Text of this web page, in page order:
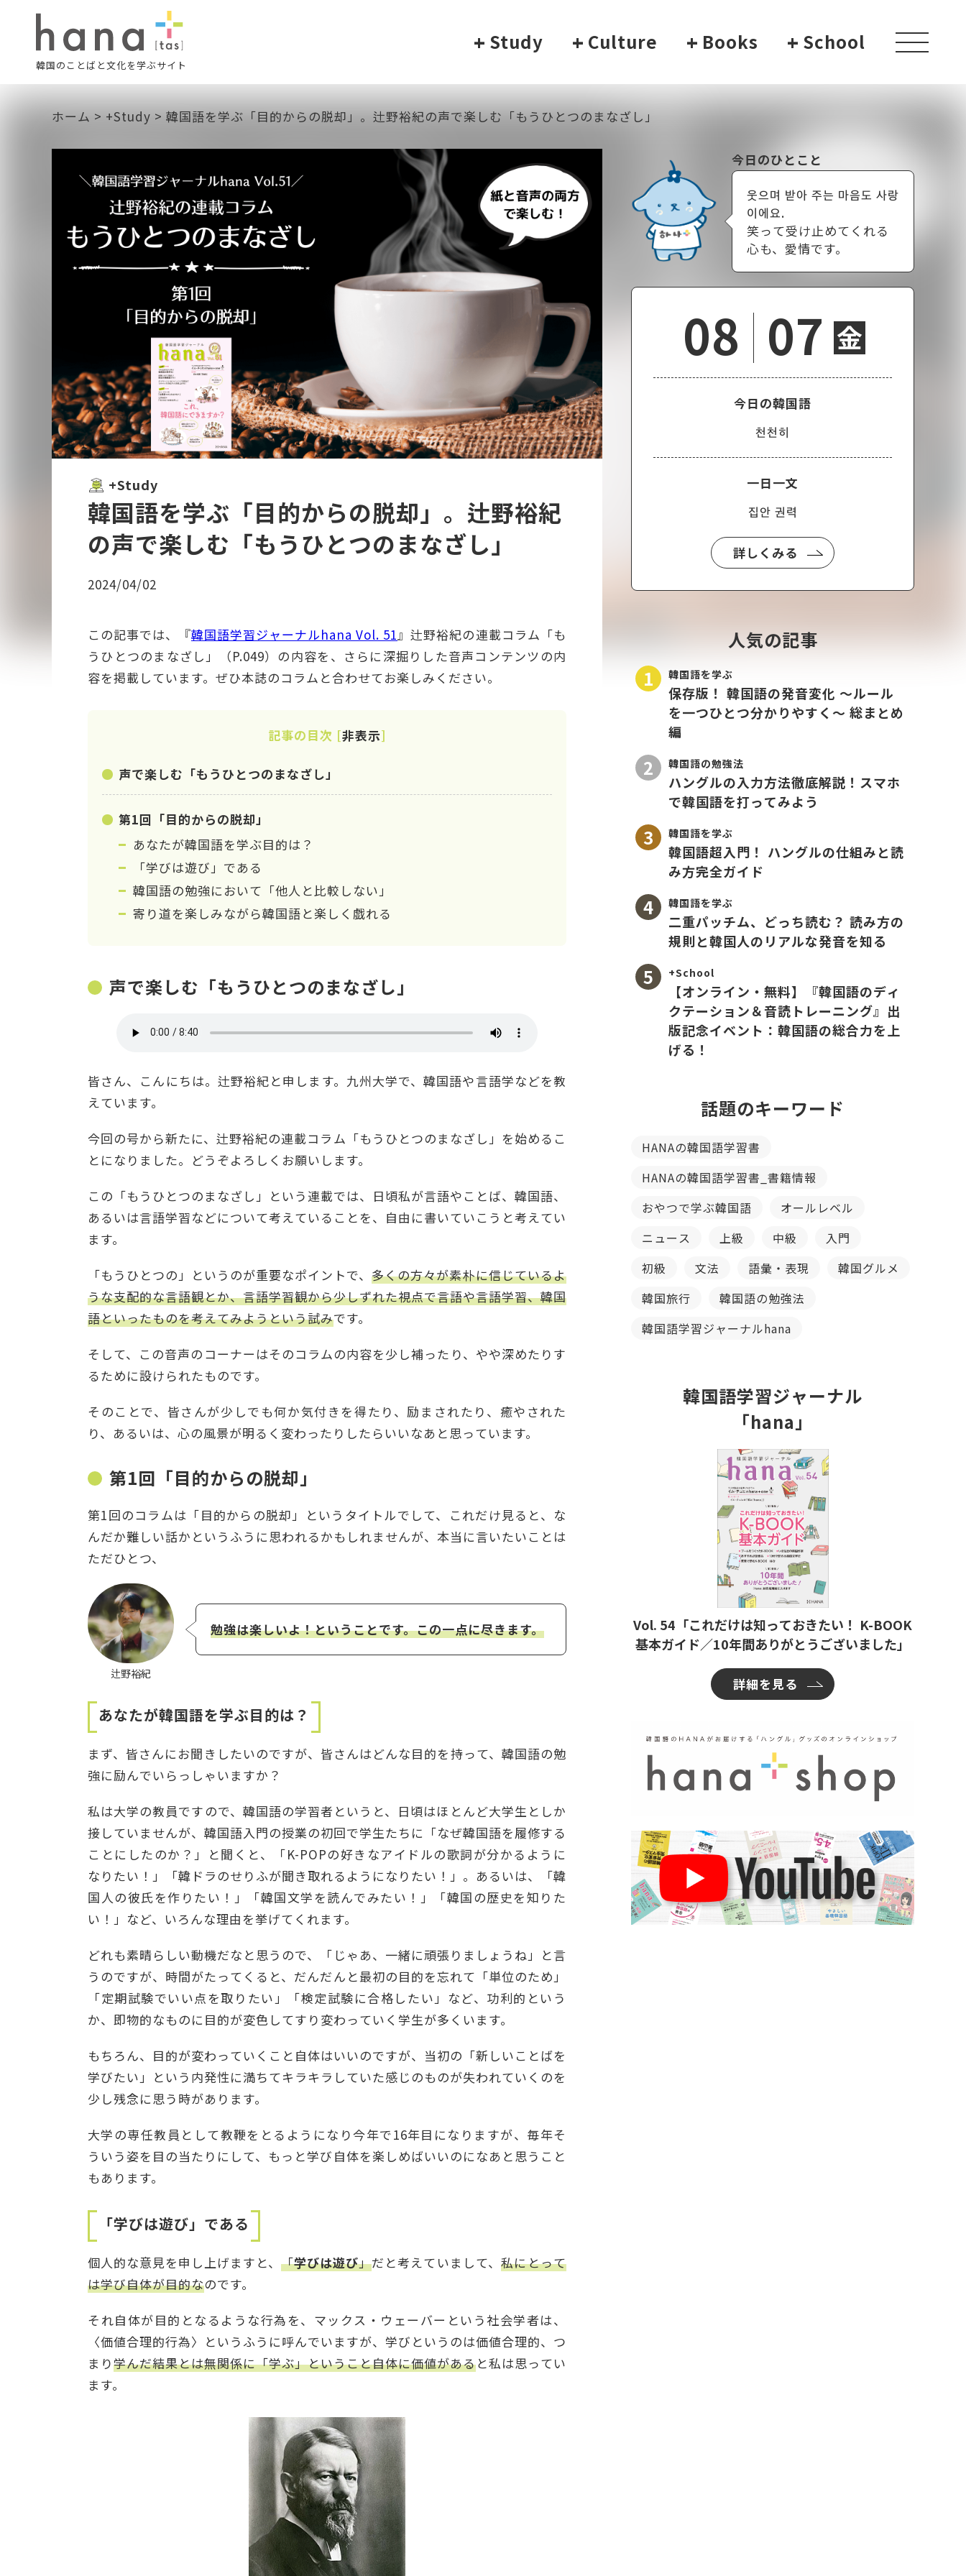
韓国のことばと文化を学ぶサイト
+ Study + Culture + Books + School
toggle
ホーム > +Study > 韓国語を学ぶ「目的からの脱却」。辻野裕紀の声で楽しむ「もうひとつのまなざし」
+Study
韓国語を学ぶ「目的からの脱却」。辻野裕紀
の声で楽しむ「もうひとつのまなざし」
2024/04/02
この記事では、『韓国語学習ジャーナルhana Vol. 51 』辻野裕紀の連載コラム「も
うひとつのまなざし」（P.049）の内容を、さらに深掘りした音声コンテンツの内
容を掲載しています。ぜひ本誌のコラムと合わせてお楽しみください。
記事の目次 [非表示]
声で楽しむ「もうひとつのまなざし」
第1回「目的からの脱却」
あなたが韓国語を学ぶ目的は？
「学びは遊び」である
韓国語の勉強において「他人と比較しない」
寄り道を楽しみながら韓国語と楽しく戯れる
声で楽しむ「もうひとつのまなざし」
皆さん、こんにちは。辻野裕紀と申します。九州大学で、韓国語や言語学などを教
えています。
今回の号から新たに、辻野裕紀の連載コラム「もうひとつのまなざし」を始めるこ
とになりました。どうぞよろしくお願いします。
この「もうひとつのまなざし」という連載では、日頃私が言語やことば、韓国語、
あるいは言語学習などについて考えていることを、自由に書いていこうと考えてい
ます。
「もうひとつの」というのが重要なポイントで、 多くの方々が素朴に信じているよ
うな支配的な言語観とか、言語学習観から少しずれた視点で言語や言語学習、韓国
語といったものを考えてみようという試みです。
そして、この音声のコーナーはそのコラムの内容を少し補ったり、やや深めたりす
るために設けられたものです。
そのことで、皆さんが少しでも何か気付きを得たり、励まされたり、癒やされた
り、あるいは、心の風景が明るく変わったりしたらいいなあと思っています。
第1回「目的からの脱却」
第1回のコラムは「目的からの脱却」というタイトルでして、これだけ見ると、な
んだか難しい話かというふうに思われるかもしれませんが、本当に言いたいことは
ただひとつ、
辻野裕紀
勉強は楽しいよ！ということです。この一点に尽きます。
あなたが韓国語を学ぶ目的は？
まず、皆さんにお聞きしたいのですが、皆さんはどんな目的を持って、韓国語の勉
強に励んでいらっしゃいますか？
私は大学の教員ですので、韓国語の学習者というと、日頃はほとんど大学生としか
接していませんが、韓国語入門の授業の初回で学生たちに「なぜ韓国語を履修する
ことにしたのか？」と聞くと、「K-POPの好きなアイドルの歌詞が分かるように
なりたい！」「韓ドラのせりふが聞き取れるようになりたい！」。あるいは、「韓
国人の彼氏を作りたい！」「韓国文学を読んでみたい！」「韓国の歴史を知りた
い！」など、いろんな理由を挙げてくれます。
どれも素晴らしい動機だなと思うので、「じゃあ、一緒に頑張りましょうね」と言
うのですが、時間がたってくると、だんだんと最初の目的を忘れて「単位のため」
「定期試験でいい点を取りたい」「検定試験に合格したい」など、功利的という
か、即物的なものに目的が変色してすり変わっていく学生が多くいます。
もちろん、目的が変わっていくこと自体はいいのですが、当初の「新しいことばを
学びたい」という内発性に満ちてキラキラしていた感じのものが失われていくのを
少し残念に思う時があります。
大学の専任教員として教鞭をとるようになり今年で16年目になりますが、毎年そ
ういう姿を目の当たりにして、もっと学び自体を楽しめばいいのになあと思うこと
もあります。
「学びは遊び」である
個人的な意見を申し上げますと、 「学びは遊び」だと考えていまして、 私にとって
は学び自体が目的なのです。
それ自体が目的となるような行為を、マックス・ウェーバーという社会学者は、
〈価値合理的行為〉というふうに呼んでいますが、学びというのは価値合理的、つ
まり学んだ結果とは無関係に「学ぶ」ということ自体に価値があると私は思ってい
ます。
今日のひとこと
웃으며 받아 주는 마음도 사랑
이에요.
笑って受け止めてくれる
心も、愛情です。
08 07 金
今日の韓国語
천천히
一日一文
집안 권력
詳しくみる
人気の記事
韓国語を学ぶ
保存版！ 韓国語の発音変化 〜ルール
を一つひとつ分かりやすく〜 総まとめ
編
韓国語の勉強法
ハングルの入力方法徹底解説！スマホ
で韓国語を打ってみよう
韓国語を学ぶ
韓国語超入門！ ハングルの仕組みと読
み方完全ガイド
韓国語を学ぶ
二重パッチム、どっち読む？ 読み方の
規則と韓国人のリアルな発音を知る
+School
【オンライン・無料】『韓国語のディ
クテーション＆音読トレーニング』出
版記念イベント：韓国語の総合力を上
げる！
話題のキーワード
HANAの韓国語学習書
HANAの韓国語学習書_書籍情報
おやつで学ぶ韓国語
オールレベル
ニュース
上級 中級
入門
初級
文法 語彙・表現
韓国グルメ
韓国旅行
韓国語の勉強法
韓国語学習ジャーナルhana
韓国語学習ジャーナル
「hana」
Vol. 54「これだけは知っておきたい！ K-BOOK
基本ガイド／10年間ありがとうございました」
詳細を見る